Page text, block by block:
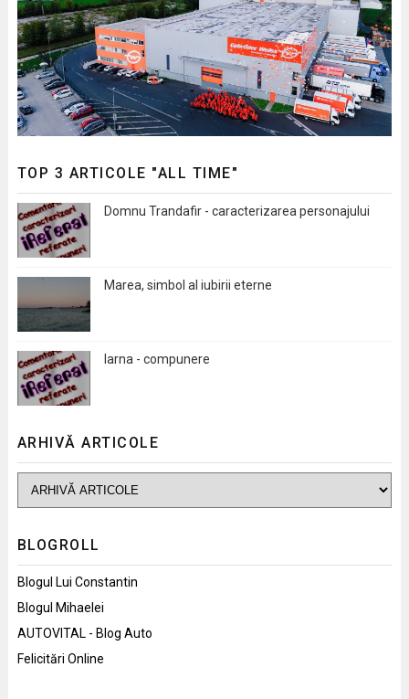
TOP 3 ARTICOLE "ALL TIME"
Domnu Trandafir - caracterizarea personajului
Marea, simbol al iubirii eterne
Iarna - compunere
ARHIVĂ ARTICOLE
BLOGROLL
Blogul Lui Constantin
Blogul Mihaelei
AUTOVITAL - Blog Auto
Felicitări Online